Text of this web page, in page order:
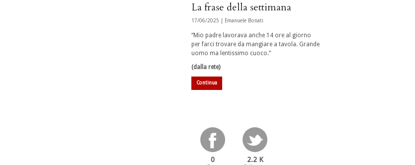
La frase della settimana
17/06/2025 | Emanuele Bonati
“Mio padre lavorava anche 14 ore al giorno
per farci trovare da mangiare a tavola. Grande
uomo ma lentissimo cuoco.”
(dalla rete)
Continua
0 2.2 K